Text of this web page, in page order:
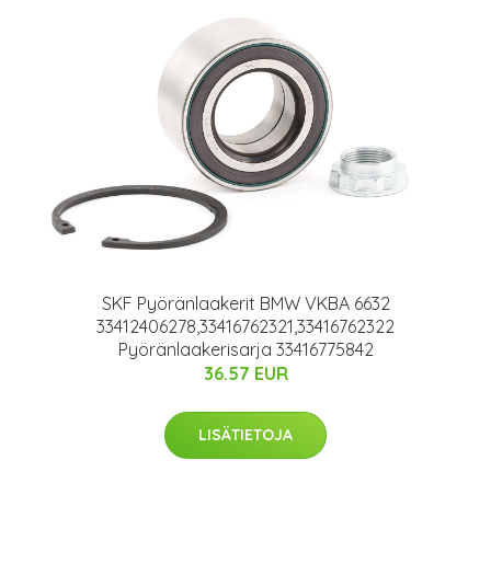
SKF Pyöränlaakerit BMW VKBA 6632
33412406278,33416762321,33416762322
Pyöränlaakerisarja 33416775842
36.57 EUR
LISÄTIETOJA